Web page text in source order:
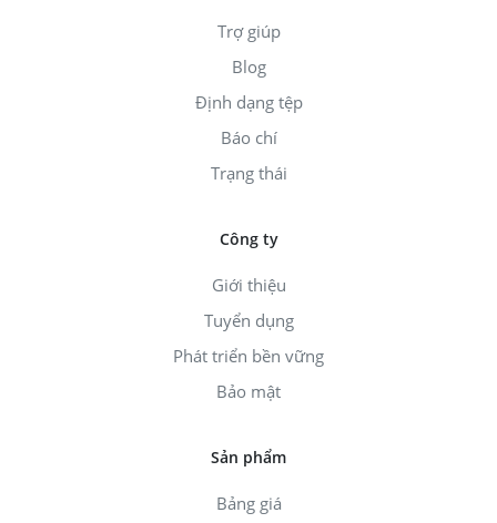
Trợ giúp
Blog
Định dạng tệp
Báo chí
Trạng thái
Công ty
Giới thiệu
Tuyển dụng
Phát triển bền vững
Bảo mật
Sản phẩm
Bảng giá